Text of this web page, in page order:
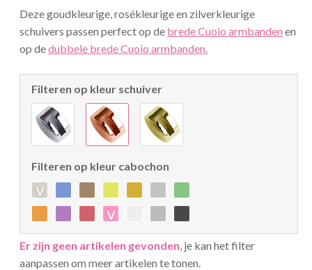
Deze goudkleurige, rosékleurige en zilverkleurige
schuivers passen perfect op de brede Cuoio armbanden en
op dedubbele brede Cuoio armbanden.
Filteren op kleur schuiver
Filteren op kleur cabochon
v
v
Er zijn geen artikelen gevonden, je kan het filter
aanpassen om meer artikelen te tonen.